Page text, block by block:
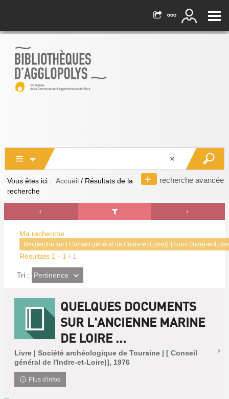
recherche avancée
Vous êtes ici : Accueil / Résultats de la
recherche
Ma recherche :
Recherche sur [ Conseil général de l'Indre-et-Loire)]. [Tours (Indre-et-
Résultats 1 - 1 / 1
Tri : (Effet
imédiat)
Pertinence
QUELQUES DOCUMENTS
SUR L'ANCIENNE MARINE
DE LOIRE ...
Livre | Société archéologique de Touraine | [ Conseil
général de l'Indre-et-Loire)], 1976
Plus d'infos